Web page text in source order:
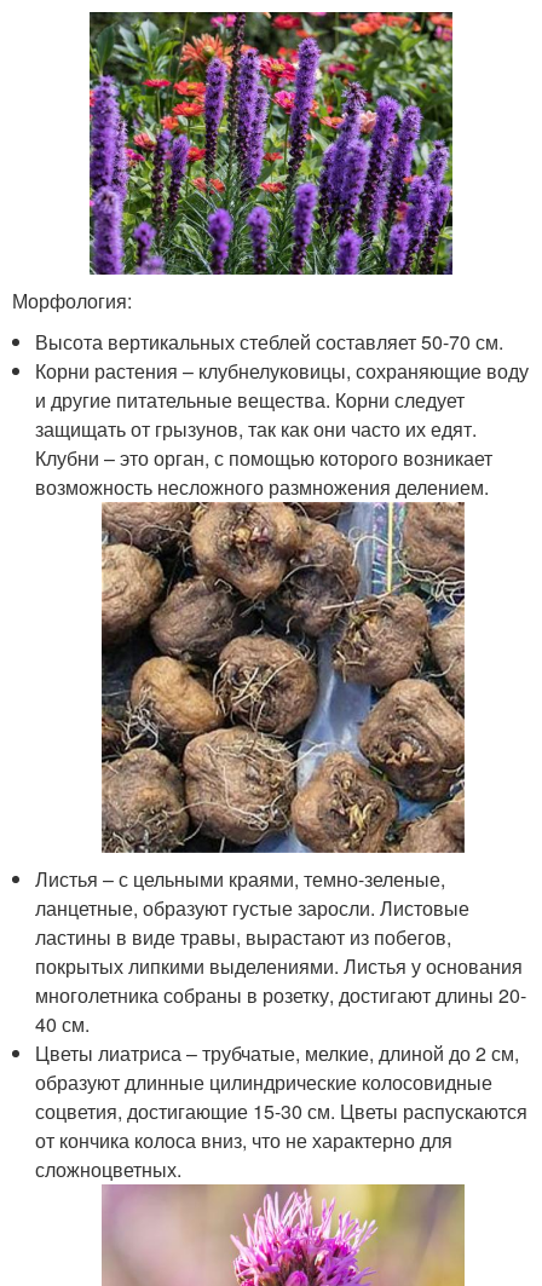
Морфология:
Высота вертикальных стеблей составляет 50-70 см.
Корни растения – клубнелуковицы, сохраняющие воду
и другие питательные вещества. Корни следует
защищать от грызунов, так как они часто их едят.
Клубни – это орган, с помощью которого возникает
возможность несложного размножения делением.
Листья – с цельными краями, темно-зеленые,
ланцетные, образуют густые заросли. Листовые
ластины в виде травы, вырастают из побегов,
покрытых липкими выделениями. Листья у основания
многолетника собраны в розетку, достигают длины 20-
40 см.
Цветы лиатриса – трубчатые, мелкие, длиной до 2 см,
образуют длинные цилиндрические колосовидные
соцветия, достигающие 15-30 см. Цветы распускаются
от кончика колоса вниз, что не характерно для
сложноцветных.